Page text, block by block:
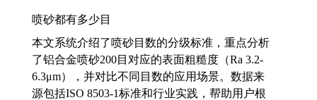
喷砂都有多少目
本文系统介绍了喷砂目数的分级标准，重点分析
了铝合金喷砂200目对应的表面粗糙度（Ra 3.2-
6.3μm），并对比不同目数的应用场景。数据来
源包括ISO 8503-1标准和行业实践，帮助用户根